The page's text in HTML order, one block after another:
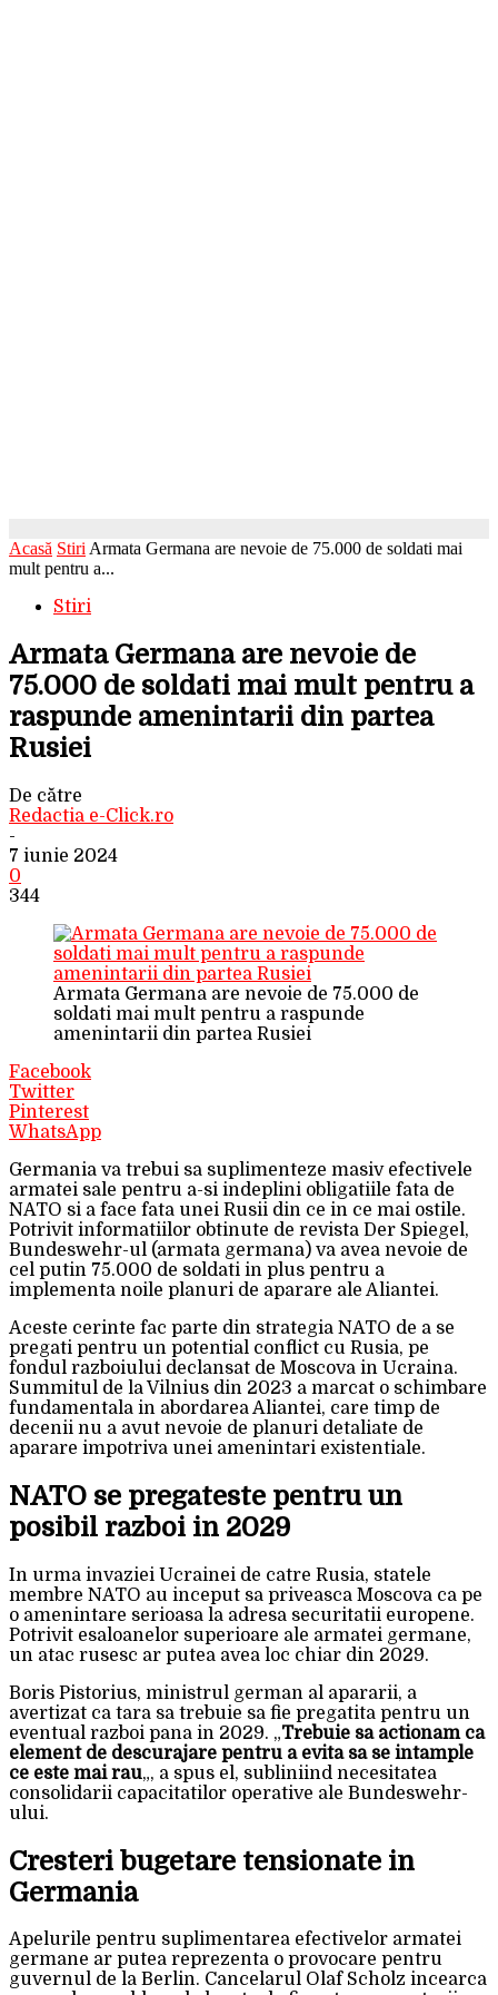
Acasă Stiri Armata Germana are nevoie de 75.000 de soldati mai
mult pentru a...
Stiri
Armata Germana are nevoie de
75.000 de soldati mai mult pentru a
raspunde amenintarii din partea
Rusiei
De către
Redactia e-Click.ro
-
7 iunie 2024
0
344
Armata Germana are nevoie de 75.000 de
soldati mai mult pentru a raspunde
amenintarii din partea Rusiei
Facebook
Twitter
Pinterest
WhatsApp
Germania va trebui sa suplimenteze masiv efectivele
armatei sale pentru a-si indeplini obligatiile fata de
NATO si a face fata unei Rusii din ce in ce mai ostile.
Potrivit informatiilor obtinute de revista Der Spiegel,
Bundeswehr-ul (armata germana) va avea nevoie de
cel putin 75.000 de soldati in plus pentru a
implementa noile planuri de aparare ale Aliantei.
Aceste cerinte fac parte din strategia NATO de a se
pregati pentru un potential conflict cu Rusia, pe
fondul razboiului declansat de Moscova in Ucraina.
Summitul de la Vilnius din 2023 a marcat o schimbare
fundamentala in abordarea Aliantei, care timp de
decenii nu a avut nevoie de planuri detaliate de
aparare impotriva unei amenintari existentiale.
NATO se pregateste pentru un
posibil razboi in 2029
In urma invaziei Ucrainei de catre Rusia, statele
membre NATO au inceput sa priveasca Moscova ca pe
o amenintare serioasa la adresa securitatii europene.
Potrivit esaloanelor superioare ale armatei germane,
un atac rusesc ar putea avea loc chiar din 2029.
Boris Pistorius, ministrul german al apararii, a
avertizat ca tara sa trebuie sa fie pregatita pentru un
eventual razboi pana in 2029. „Trebuie sa actionam ca
element de descurajare pentru a evita sa se intample
ce este mai rau„, a spus el, subliniind necesitatea
consolidarii capacitatilor operative ale Bundeswehr-
ului.
Cresteri bugetare tensionate in
Germania
Apelurile pentru suplimentarea efectivelor armatei
germane ar putea reprezenta o provocare pentru
guvernul de la Berlin. Cancelarul Olaf Scholz incearca